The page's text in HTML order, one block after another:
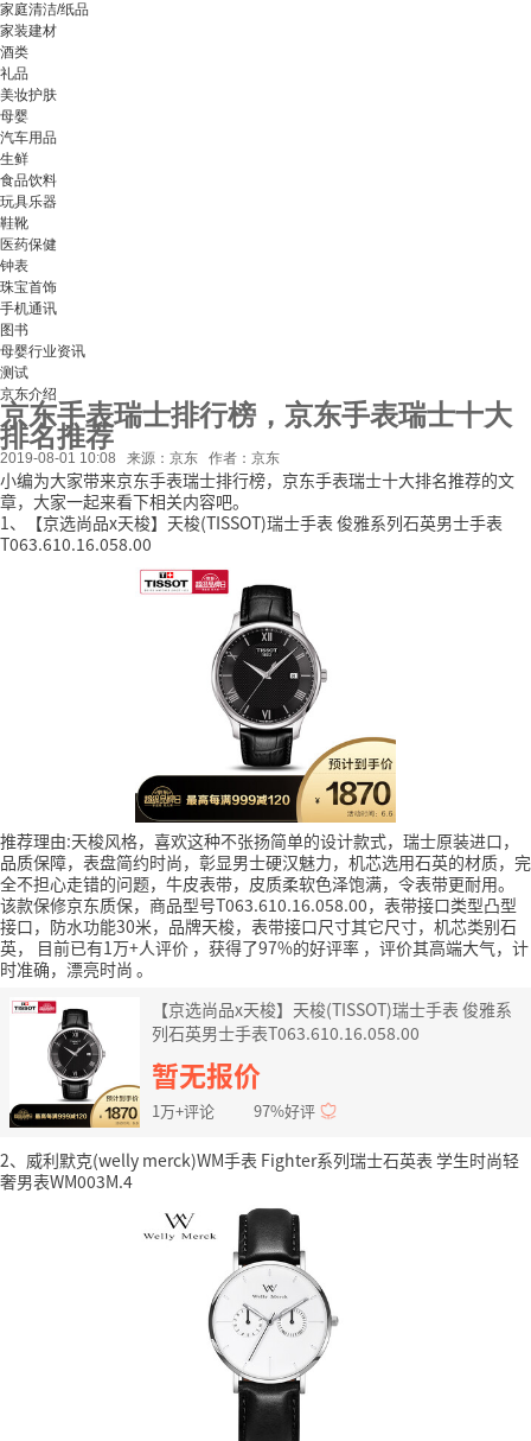
家庭清洁/纸品
家装建材
酒类
礼品
美妆护肤
母婴
汽车用品
生鲜
食品饮料
玩具乐器
鞋靴
医药保健
钟表
珠宝首饰
手机通讯
图书
母婴行业资讯
测试
京东介绍
京东手表瑞士排行榜，京东手表瑞士十大
排名推荐
2019-08-01 10:08 来源：京东 作者：京东
小编为大家带来京东手表瑞士排行榜，京东手表瑞士十大排名推荐的文
章，大家一起来看下相关内容吧。
1、【京选尚品x天梭】天梭(TISSOT)瑞士手表 俊雅系列石英男士手表
T063.610.16.058.00
推荐理由:天梭风格，喜欢这种不张扬简单的设计款式，瑞士原装进口，
品质保障，表盘简约时尚，彰显男士硬汉魅力，机芯选用石英的材质，完
全不担心走错的问题，牛皮表带，皮质柔软色泽饱满，令表带更耐用。
该款保修京东质保，商品型号T063.610.16.058.00，表带接口类型凸型
接口，防水功能30米，品牌天梭，表带接口尺寸其它尺寸，机芯类别石
英，
目前已有1万+人评价 ，获得了97%的好评率 ，评价其高端大气，计
时准确，漂亮时尚 。
【京选尚品x天梭】天梭(TISSOT)瑞士手表 俊雅系
列石英男士手表T063.610.16.058.00
暂无报价
1万+评论 97%好评
2、威利默克(welly merck)WM手表 Fighter系列瑞士石英表 学生时尚轻
奢男表WM003M.4